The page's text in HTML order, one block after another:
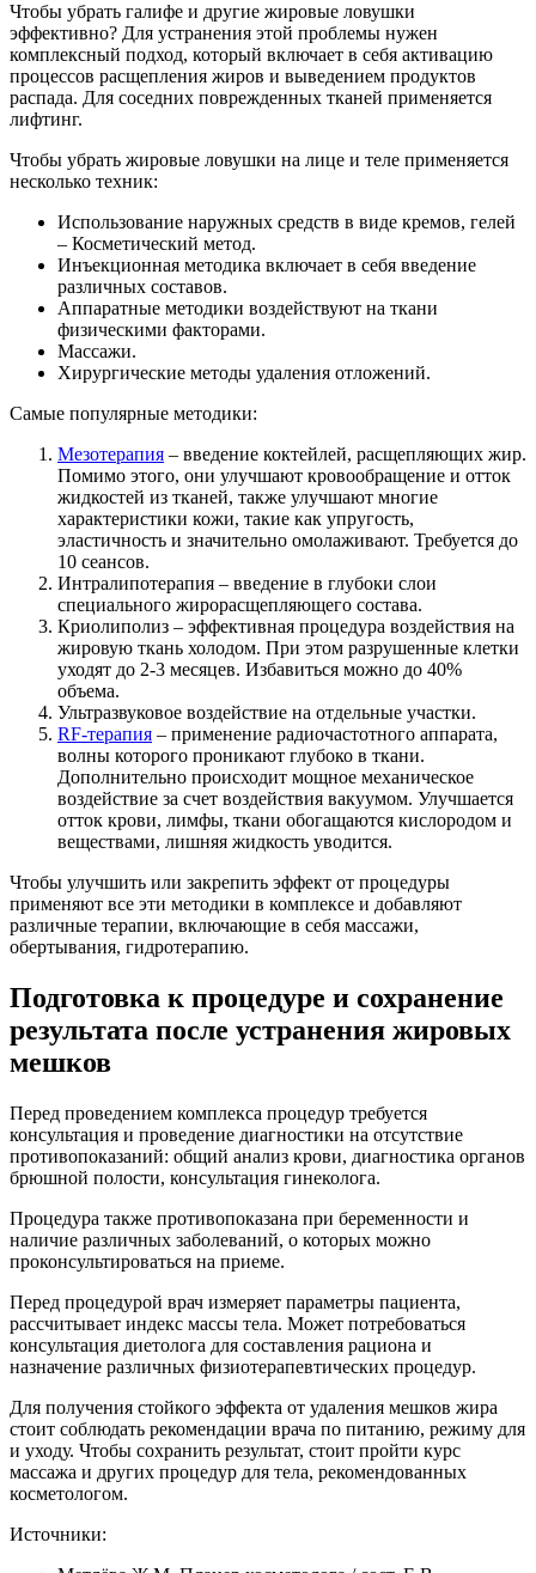
Чтобы убрать галифе и другие жировые ловушки
эффективно? Для устранения этой проблемы нужен
комплексный подход, который включает в себя активацию
процессов расщепления жиров и выведением продуктов
распада. Для соседних поврежденных тканей применяется
лифтинг.
Чтобы убрать жировые ловушки на лице и теле применяется
несколько техник:
Использование наружных средств в виде кремов, гелей
– Косметический метод.
Инъекционная методика включает в себя введение
различных составов.
Аппаратные методики воздействуют на ткани
физическими факторами.
Массажи.
Хирургические методы удаления отложений.
Самые популярные методики:
Мезотерапия – введение коктейлей, расщепляющих жир.
Помимо этого, они улучшают кровообращение и отток
жидкостей из тканей, также улучшают многие
характеристики кожи, такие как упругость,
эластичность и значительно омолаживают. Требуется до
10 сеансов.
Интралипотерапия – введение в глубоки слои
специального жирорасщепляющего состава.
Криолиполиз – эффективная процедура воздействия на
жировую ткань холодом. При этом разрушенные клетки
уходят до 2-3 месяцев. Избавиться можно до 40%
объема.
Ультразвуковое воздействие на отдельные участки.
RF-терапия – применение радиочастотного аппарата,
волны которого проникают глубоко в ткани.
Дополнительно происходит мощное механическое
воздействие за счет воздействия вакуумом. Улучшается
отток крови, лимфы, ткани обогащаются кислородом и
веществами, лишняя жидкость уводится.
Чтобы улучшить или закрепить эффект от процедуры
применяют все эти методики в комплексе и добавляют
различные терапии, включающие в себя массажи,
обертывания, гидротерапию.
Подготовка к процедуре и сохранение
результата после устранения жировых
мешков
Перед проведением комплекса процедур требуется
консультация и проведение диагностики на отсутствие
противопоказаний: общий анализ крови, диагностика органов
брюшной полости, консультация гинеколога.
Процедура также противопоказана при беременности и
наличие различных заболеваний, о которых можно
проконсультироваться на приеме.
Перед процедурой врач измеряет параметры пациента,
рассчитывает индекс массы тела. Может потребоваться
консультация диетолога для составления рациона и
назначение различных физиотерапевтических процедур.
Для получения стойкого эффекта от удаления мешков жира
стоит соблюдать рекомендации врача по питанию, режиму для
и уходу. Чтобы сохранить результат, стоит пройти курс
массажа и других процедур для тела, рекомендованных
косметологом.
Источники: